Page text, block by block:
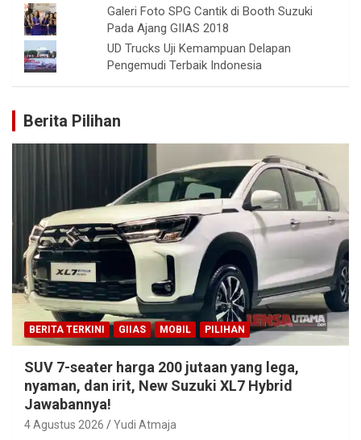
Galeri Foto SPG Cantik di Booth Suzuki
Pada Ajang GIIAS 2018
UD Trucks Uji Kemampuan Delapan
Pengemudi Terbaik Indonesia
Berita Pilihan
BERITA TERKINI GIIAS MOBIL PILIHAN
SUV 7-seater harga 200 jutaan yang lega,
nyaman, dan irit, New Suzuki XL7 Hybrid
Jawabannya!
4 Agustus 2026 Yudi Atmaja